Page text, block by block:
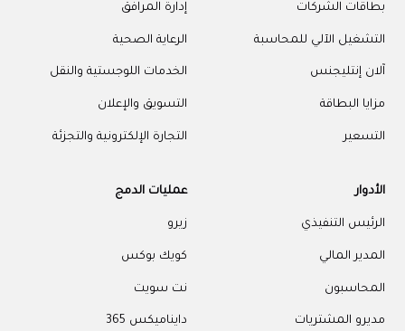
بطاقات الشركات
التشغيل الآلي للمحاسبة
آلان إنتليجنس
مزايا البطاقة
التسعير
إدارة المرافق
الرعاية الصحية
الخدمات اللوجستية والنقل
التسويق والإعلان
التجارة الإلكترونية والتجزئة
الأدوار
الرئيس التنفيذي
المدير المالي
المحاسبون
مديرو المشتريات
عمليات الدمج
زيرو
كويك بوكس
نت سويت
دايناميكس 365